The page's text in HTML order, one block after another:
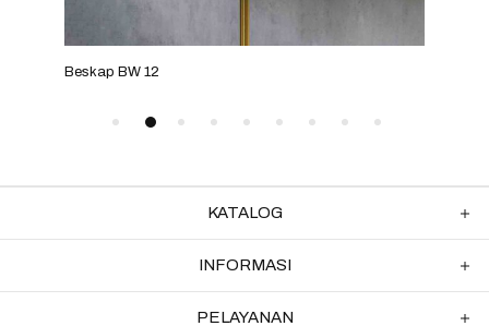
Beskap BW 12
KATALOG
INFORMASI
PELAYANAN